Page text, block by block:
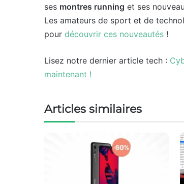
ses montres running et ses
Les amateurs de sport et de
pour découvrir ces nouveautés !
Lisez notre dernier article tech :
maintenant !
Articles similaires